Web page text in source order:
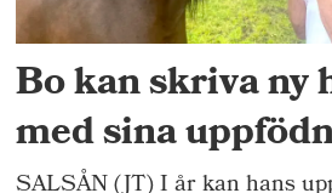
Bo kan skriva ny
med sina